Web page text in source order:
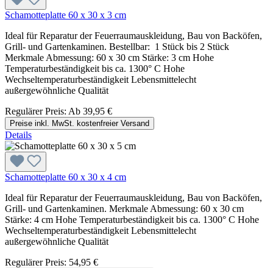
Schamotteplatte 60 x 30 x 3 cm
Ideal für Reparatur der Feuerraumauskleidung, Bau von Backöfen,
Grill- und Gartenkaminen. Bestellbar: 1 Stück bis 2 Stück
Merkmale Abmessung: 60 x 30 cm Stärke: 3 cm Hohe
Temperaturbeständigkeit bis ca. 1300° C Hohe
Wechseltemperaturbeständigkeit Lebensmittelecht
außergewöhnliche Qualität
Regulärer Preis: Ab 39,95 €
Preise inkl. MwSt. kostenfreier Versand
Details
Schamotteplatte 60 x 30 x 4 cm
Ideal für Reparatur der Feuerraumauskleidung, Bau von Backöfen,
Grill- und Gartenkaminen. Merkmale Abmessung: 60 x 30 cm
Stärke: 4 cm Hohe Temperaturbeständigkeit bis ca. 1300° C Hohe
Wechseltemperaturbeständigkeit Lebensmittelecht
außergewöhnliche Qualität
Regulärer Preis: 54,95 €